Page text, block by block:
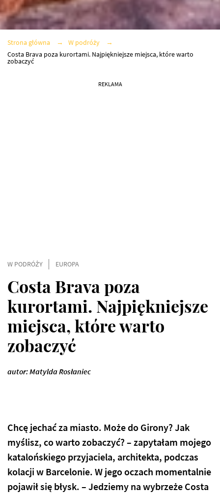
Strona główna
W podróży
Costa Brava poza kurortami. Najpiękniejsze miejsca, które warto
zobaczyć
REKLAMA
W PODRÓŻY EUROPA
Costa Brava poza
kurortami. Najpiękniejsze
miejsca, które warto
zobaczyć
autor: Matylda Rosłaniec
Chcę jechać za miasto. Może do Girony? Jak
myślisz, co warto zobaczyć? – zapytałam mojego
katalońskiego przyjaciela, architekta, podczas
kolacji w Barcelonie. W jego oczach momentalnie
pojawił się błysk. – Jedziemy na wybrzeże Costa